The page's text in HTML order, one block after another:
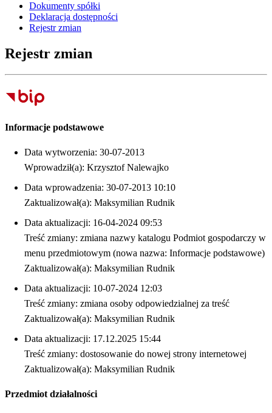
Dokumenty spółki
Deklaracja dostępności
Rejestr zmian
Rejestr zmian
Informacje podstawowe
Data wytworzenia: 30-07-2013
Wprowadził(a): Krzysztof Nalewajko
Data wprowadzenia: 30-07-2013 10:10
Zaktualizował(a): Maksymilian Rudnik
Data aktualizacji: 16-04-2024 09:53
Treść zmiany: zmiana nazwy katalogu Podmiot gospodarczy w
menu przedmiotowym (nowa nazwa: Informacje podstawowe)
Zaktualizował(a): Maksymilian Rudnik
Data aktualizacji: 10-07-2024 12:03
Treść zmiany: zmiana osoby odpowiedzialnej za treść
Zaktualizował(a): Maksymilian Rudnik
Data aktualizacji: 17.12.2025 15:44
Treść zmiany: dostosowanie do nowej strony internetowej
Zaktualizował(a): Maksymilian Rudnik
Przedmiot działalności